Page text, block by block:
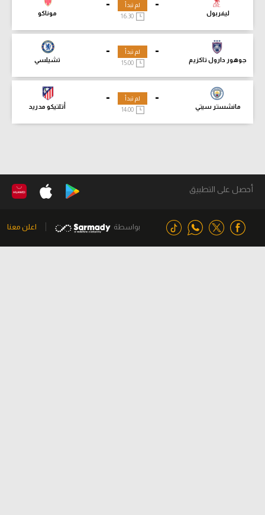
-
ليفربول
-
موناكو
لم تبدأ
-
جوهور دارول تاكزيم
-
تشيلسي
لم تبدأ
15:00
-
مانشستر سيتي
-
أتلتيكو مدريد
لم تبدأ
14:00
أحصل على التطبيق
بواسطة اعلن معنا